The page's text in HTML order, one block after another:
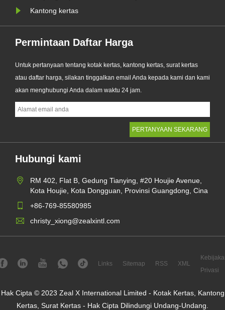
Kantong kertas
Permintaan Daftar Harga
Untuk pertanyaan tentang kotak kertas, kantong kertas, surat kertas
atau daftar harga, silakan tinggalkan email Anda kepada kami dan kami
akan menghubungi Anda dalam waktu 24 jam.
Hubungi kami
RM 402, Flat B, Gedung Tianying, #20 Houjie Avenue,
Kota Houjie, Kota Dongguan, Provinsi Guangdong, Cina
+86-769-85580985
christy_xiong@zealxintl.com
Links Sitemap RSS XML
Privasi
Hak Cipta © 2023 Zeal X International Limited - Kotak Kertas, Kantong
Kertas, Surat Kertas - Hak Cipta Dilindungi Undang-Undang.